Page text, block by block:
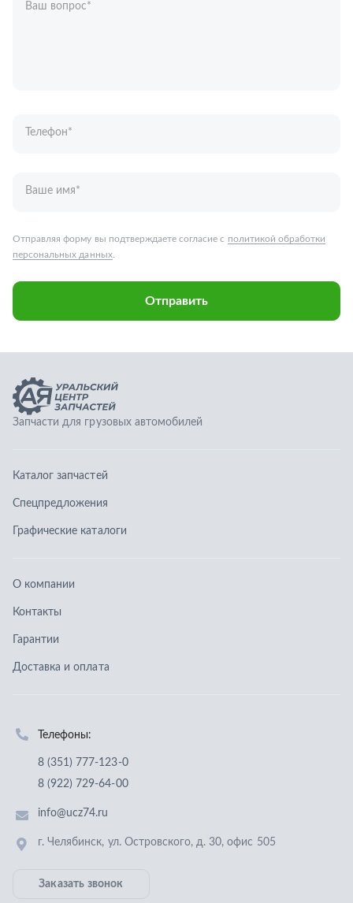
Ваш вопрос*
Запчасти для грузовых автомобилей
Каталог запчастей
Спецпредложения
О компании
Контакты
Доставка и оплата
Отправить заявку
Политика конфиденциальности
Разработка - ALGUS